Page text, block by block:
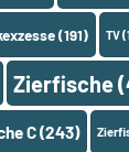
(191) TV
Zierfische
C(243)